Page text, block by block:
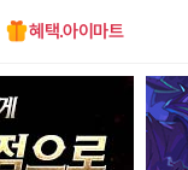
혜택.아이마트